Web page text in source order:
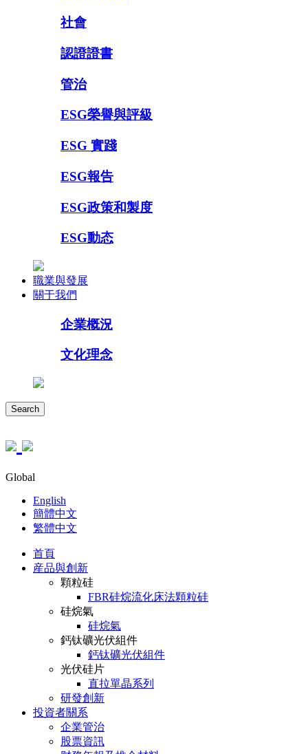
社會
認證證書
管治
ESG榮譽與評級
ESG 實踐
ESG報告
ESG政策和製度
ESG動态
職業與發展
關于我們
企業概況
文化理念
Search
Global
English
簡體中文
繁體中文
首頁
産品與創新
顆粒硅
FBR硅烷流化床法顆粒硅
硅烷氣
硅烷氣
鈣钛礦光伏組件
鈣钛礦光伏組件
光伏硅片
直拉單晶系列
研發創新
投資者關系
企業管治
股票資訊